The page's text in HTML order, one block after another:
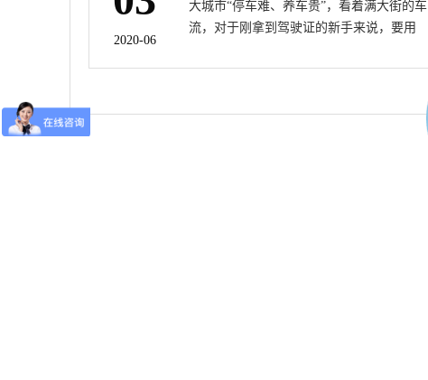
式带来一场革命、商务租赁是否能给低迷
的汽车租赁业务带来新的机遇，还是一个
2020-06
大城市“停车难、养车贵”，看着满大街的车
流，对于刚拿到驾驶证的新手来说，要用
城市租车网络发达，让新手在周末或者假
便利就放松，最近有朋友就因为是初次租